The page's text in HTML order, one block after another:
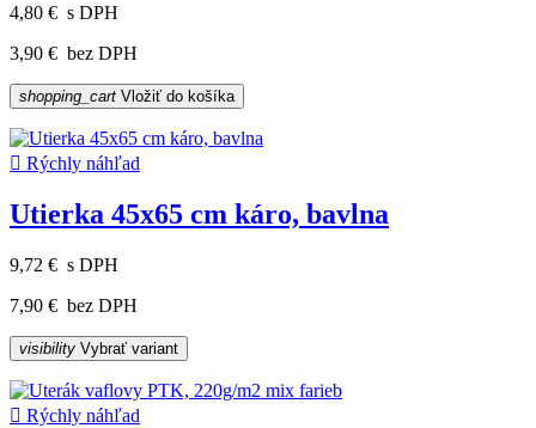
4,80 € s DPH
3,90 € bez DPH
shopping_cart Vložiť do košíka
 Rýchly náhľad
Utierka 45x65 cm káro, bavlna
9,72 € s DPH
7,90 € bez DPH
visibility Vybrať variant
 Rýchly náhľad